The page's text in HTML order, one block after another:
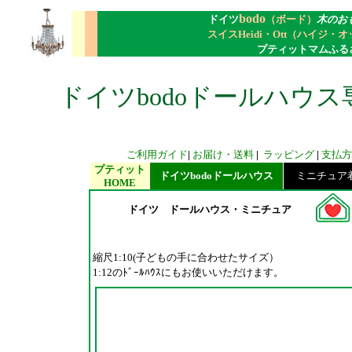
ドイツbodo（ボード） 木のお
スイスHeidi・Ott（ハイジ・オ
プティットマムふ
ドイツbodoドールハウス
ご利用ガイド| お届け・送料 | ラッピング | 支払
プティット
HOME
ドイツbodoドールハウス ミニチュア
ドイツ ドールハウス・ミニチュア
縮尺1:10(子どもの手に合わせたサイズ）
1:12のﾄﾞｰﾙﾊｳｽにもお使いいただけます。